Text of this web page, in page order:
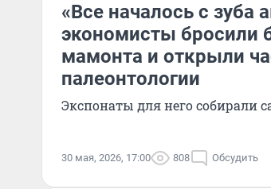
«Все началось с зуба
экономисты бросили
мамонта и открыли
палеонтологии
Экспонаты для него собирали
30 мая, 2026, 17:00 808 Обсудить